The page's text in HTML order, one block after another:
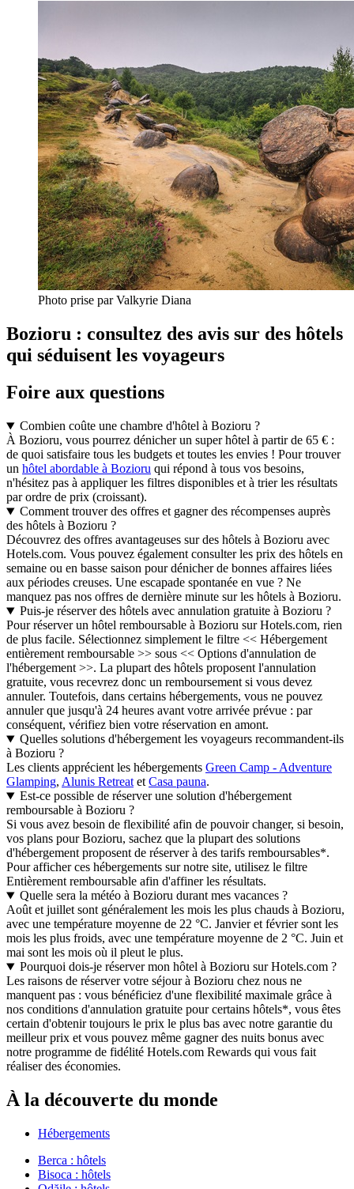
Photo prise par Valkyrie Diana
Bozioru : consultez des avis sur des hôtels
qui séduisent les voyageurs
Foire aux questions
Combien coûte une chambre d'hôtel à Bozioru ?
À Bozioru, vous pourrez dénicher un super hôtel à partir de 65 € :
de quoi satisfaire tous les budgets et toutes les envies ! Pour trouver
un hôtel abordable à Bozioru qui répond à tous vos besoins,
n'hésitez pas à appliquer les filtres disponibles et à trier les résultats
par ordre de prix (croissant).
Comment trouver des offres et gagner des récompenses auprès
des hôtels à Bozioru ?
Découvrez des offres avantageuses sur des hôtels à Bozioru avec
Hotels.com. Vous pouvez également consulter les prix des hôtels en
semaine ou en basse saison pour dénicher de bonnes affaires liées
aux périodes creuses. Une escapade spontanée en vue ? Ne
manquez pas nos offres de dernière minute sur les hôtels à Bozioru.
Puis-je réserver des hôtels avec annulation gratuite à Bozioru ?
Pour réserver un hôtel remboursable à Bozioru sur Hotels.com, rien
de plus facile. Sélectionnez simplement le filtre << Hébergement
entièrement remboursable >> sous << Options d'annulation de
l'hébergement >>. La plupart des hôtels proposent l'annulation
gratuite, vous recevrez donc un remboursement si vous devez
annuler. Toutefois, dans certains hébergements, vous ne pouvez
annuler que jusqu'à 24 heures avant votre arrivée prévue : par
conséquent, vérifiez bien votre réservation en amont.
Quelles solutions d'hébergement les voyageurs recommandent-ils
à Bozioru ?
Les clients apprécient les hébergements Green Camp - Adventure
Glamping, Alunis Retreat et Casa pauna.
Est-ce possible de réserver une solution d'hébergement
remboursable à Bozioru ?
Si vous avez besoin de flexibilité afin de pouvoir changer, si besoin,
vos plans pour Bozioru, sachez que la plupart des solutions
d'hébergement proposent de réserver à des tarifs remboursables*.
Pour afficher ces hébergements sur notre site, utilisez le filtre
Entièrement remboursable afin d'affiner les résultats.
Quelle sera la météo à Bozioru durant mes vacances ?
Août et juillet sont généralement les mois les plus chauds à Bozioru,
avec une température moyenne de 22 °C. Janvier et février sont les
mois les plus froids, avec une température moyenne de 2 °C. Juin et
mai sont les mois où il pleut le plus.
Pourquoi dois-je réserver mon hôtel à Bozioru sur Hotels.com ?
Les raisons de réserver votre séjour à Bozioru chez nous ne
manquent pas : vous bénéficiez d'une flexibilité maximale grâce à
nos conditions d'annulation gratuite pour certains hôtels*, vous êtes
certain d'obtenir toujours le prix le plus bas avec notre garantie du
meilleur prix et vous pouvez même gagner des nuits bonus avec
notre programme de fidélité Hotels.com Rewards qui vous fait
réaliser des économies.
À la découverte du monde
Hébergements
Berca : hôtels
Bisoca : hôtels